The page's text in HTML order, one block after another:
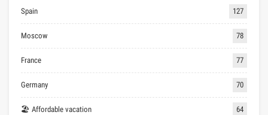
Spain 127
Moscow 78
France 77
Germany 70
🏖 Affordable vacation 64